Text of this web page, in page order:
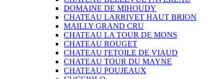
DOMAINE DE MIHOUDY
CHATEAU LARRIVET HAUT BRION
MAILLY GRAND CRU
CHATEAU LA TOUR DE MONS
CHATEAU ROUGET
CHATEAU I'ETOILE DE VIAUD
CHATEAU TOUR DU MAYNE
CHATEAU POUJEAUX